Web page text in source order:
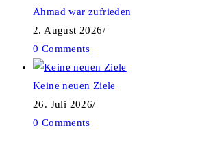
Ahmad war zufrieden
2. August 2026/
0 Comments
Keine neuen Ziele
26. Juli 2026/
0 Comments